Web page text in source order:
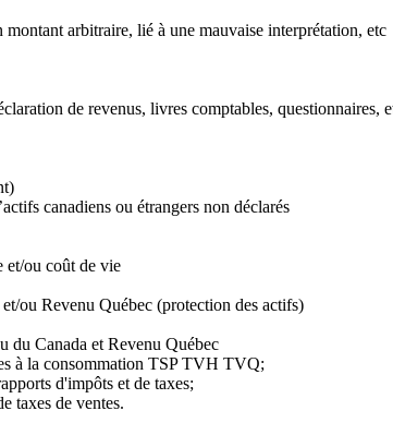
arbitraire, lié à une mauvaise interprétation, etc
de revenus, livres comptables, questionnaires,
canadiens ou étrangers non déclarés
et/ou coût de vie
ou Revenu Québec (protection des actifs)
du Canada et Revenu Québec
à la consommation TSP TVH TVQ;
d'impôts et de taxes;
taxes de ventes.